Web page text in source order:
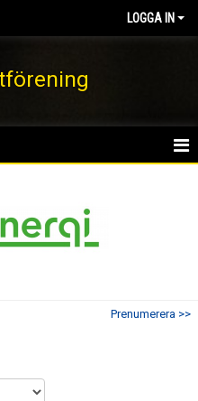
LOGGA IN
Prenumerera >>